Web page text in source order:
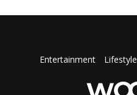
Entertainment Lifestyle